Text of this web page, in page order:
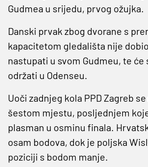
Gudmea u srijedu, prvog ožujka.
Danski prvak zbog dvorane s
kapacitetom gledališta nije
nastupati u svom Gudmeu, te će
održati u Odenseu.
Uoči zadnjeg kola PPD Zagreb
šestom mjestu, posljednjem
plasman u osminu finala.
osam bodova, dok je poljska
poziciji s bodom manje.